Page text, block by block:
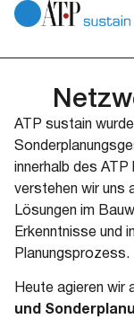
ATP sustain
innerhalb des
verstehen wir uns
Lösungen im
Erkenntnisse und
Planungsprozess.
Heute agieren wir
und